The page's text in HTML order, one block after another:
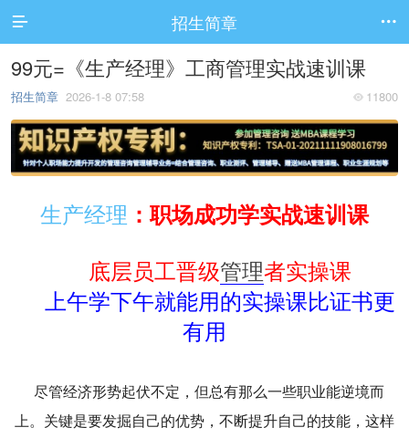
 招生简章 
99元=《生产经理》工商管理实战速训课
 11800
招生简章 2026-1-8 07:58
生产经理 ：职场成功学实战速训课
底层员工晋级管理者实操课
上午学下午就能用的实操课比证书更
有用
尽管经济形势起伏不定，但总有那么一些职业能逆境而
上。关键是要发掘自己的优势，不断提升自己的技能，这样